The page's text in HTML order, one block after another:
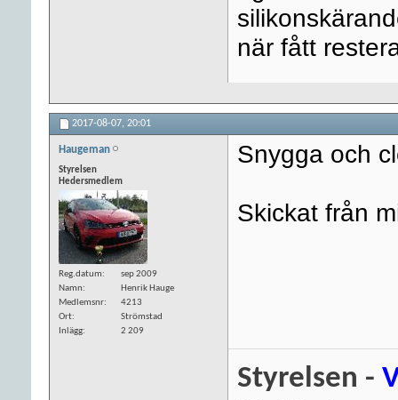
när fått
2017-08-07, 20:01
Haugeman
Styrelsen
Hedersmedlem
Reg.datum
sep 2009
Namn
Henrik Hauge
Medlemsnr
4213
Ort
Strömstad
Inlägg
2 209
Snygga och
Skickat från
Styrelsen -